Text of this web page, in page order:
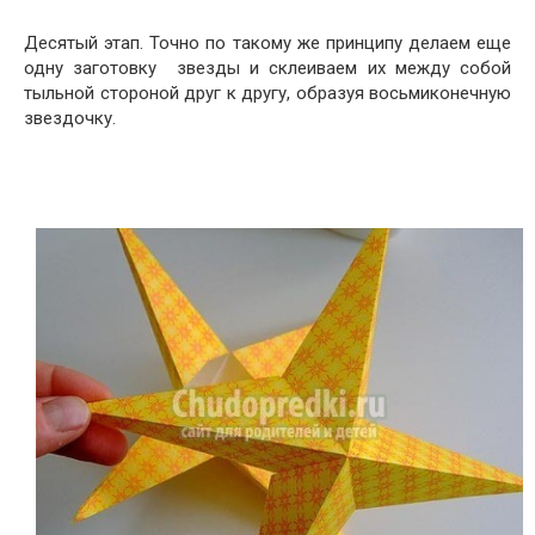
Десятый этап. Точно по такому же принципу делаем еще
одну заготовку звезды и склеиваем их между собой
тыльной стороной друг к другу, образуя восьмиконечную
звездочку.